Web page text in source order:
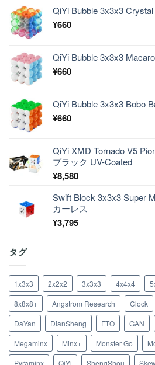
QiYi Bubble 3x3x3
¥660
QiYi Bubble 3x3x3
¥660
QiYi Bubble 3x3x3 Bobo
¥660
QiYi XMD Tornado V5
ブラック UV-Coated
¥8,580
Swift Block 3x3x3 Super
カーレス
¥3,795
タグ
1x3x3 2x2x2 3x3x3 4x4x4
8x8x8+
Angstrom Research Clock
DaYan
DianSheng FTO GAN
Megaminx
Minx+ Monster Go
Pyraminx
QiYi ShengShou